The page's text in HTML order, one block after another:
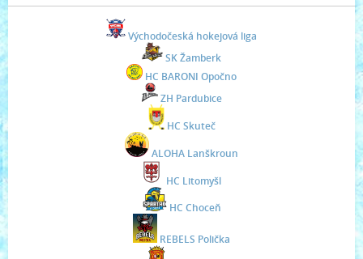
Východočeská hokejová liga
SK Žamberk
HC BARONI Opočno
ZH Pardubice
HC Skuteč
ALOHA Lanškroun
HC Litomyšl
HC Choceň
REBELS Polička